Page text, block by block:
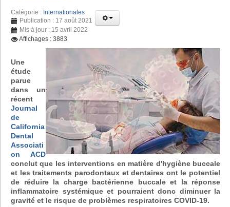
Catégorie : Internationales
Publication : 17 août 2021
Mis à jour : 15 avril 2022
Affichages : 3883
Une
étude
parue
dans un
récent
Journal
de
California
Dental
Associati
on ACD
conclut que les interventions en matière d'hygiène buccale
et les traitements parodontaux et dentaires ont le potentiel
de réduire la charge bactérienne buccale et la réponse
inflammatoire systémique et pourraient donc diminuer la
gravité et le risque de problèmes respiratoires COVID-19.